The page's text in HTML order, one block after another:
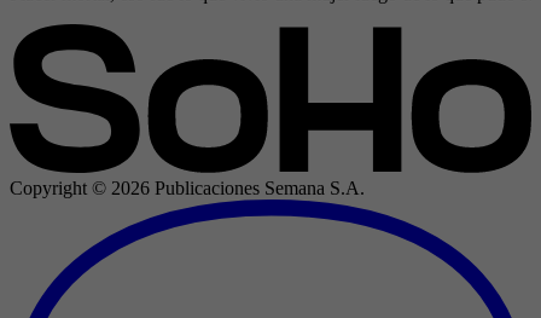
Copyright © 2026 Publicaciones Semana S.A.